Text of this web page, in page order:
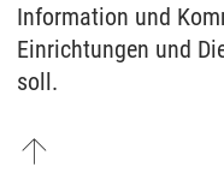
Information und
Einrichtungen und
soll.